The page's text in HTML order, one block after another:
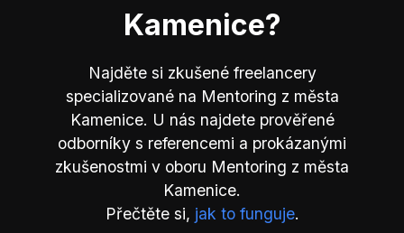
Kamenice?
Najděte si zkušené freelancery
specializované na Mentoring z města
Kamenice. U nás najdete prověřené
odborníky s referencemi a prokázanými
zkušenostmi v oboru Mentoring z města
Kamenice.
Přečtěte si, jak to funguje.